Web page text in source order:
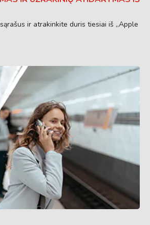
ir atrakinkite duris tiesiai iš „Apple